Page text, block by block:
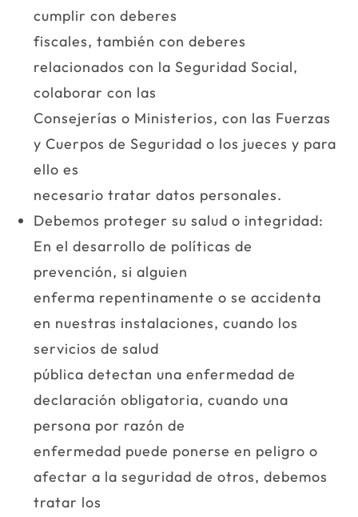
cumplir con deberes
fiscales, también con deberes
relacionados con la Seguridad Social,
colaborar con las
Consejerías o Ministerios, con las Fuerzas
y Cuerpos de Seguridad o los jueces y para
ello es
necesario tratar datos personales.
Debemos proteger su salud o integridad:
En el desarrollo de políticas de
prevención, si alguien
enferma repentinamente o se accidenta
en nuestras instalaciones, cuando los
servicios de salud
pública detectan una enfermedad de
declaración obligatoria, cuando una
persona por razón de
enfermedad puede ponerse en peligro o
afectar a la seguridad de otros, debemos
tratar los